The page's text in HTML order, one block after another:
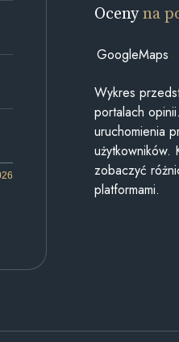
Ocenyna
GoogleMaps
Wykres
portalach
uruchomienia
użytkowników.
zobaczyć
platformami.